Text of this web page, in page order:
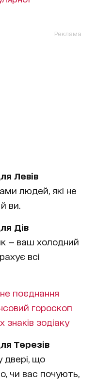
Реклама
Левів
людей, які не
ви.
Дів
— ваш холодний
всі
поєднання
гороскоп
знаків зодіаку
Терезів
двері, що
чи вас почують,